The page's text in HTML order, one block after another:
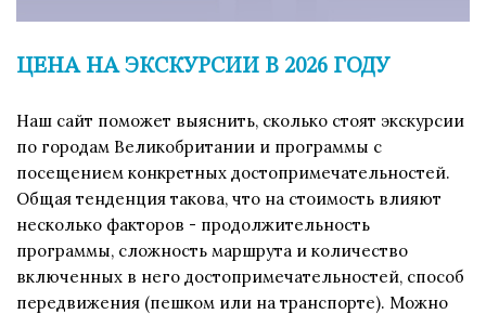
ЦЕНА НА ЭКСКУРСИИ В 2026 ГОДУ
Наш сайт поможет выяснить, сколько стоят экскурсии
по городам Великобритании и программы с
посещением конкретных достопримечательностей.
Общая тенденция такова, что на стоимость влияют
несколько факторов - продолжительность
программы, сложность маршрута и количество
включенных в него достопримечательностей, способ
передвижения (пешком или на транспорте). Можно